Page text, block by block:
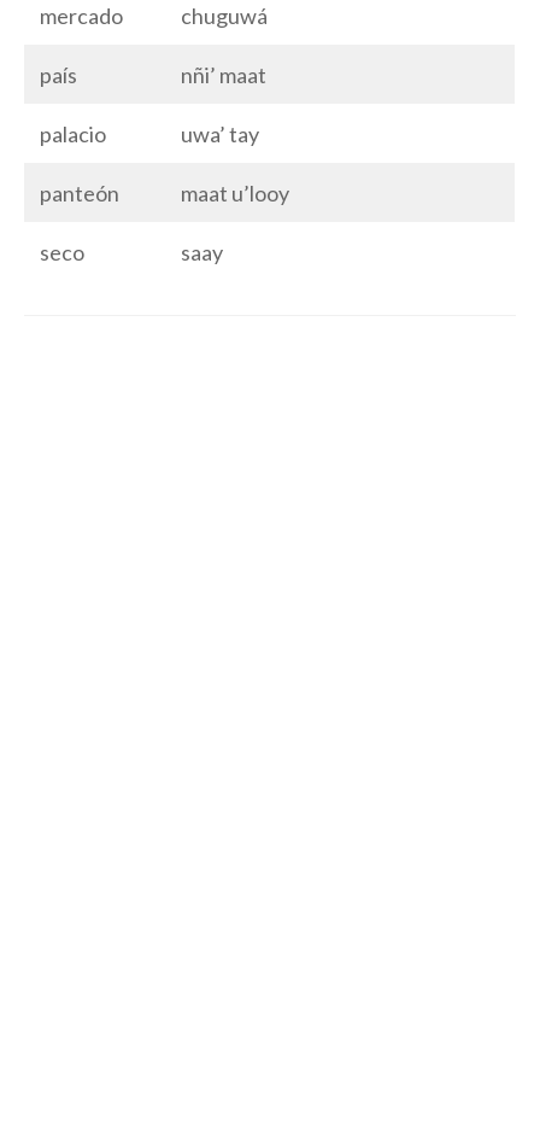
mercado chuguwá
país nñi’ maat
palacio uwa’ tay
panteón maat u’looy
seco saay